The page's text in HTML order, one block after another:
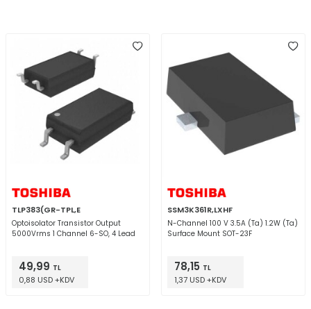
TLP383(GR-TPL,E
Optoisolator Transistor Output
5000Vrms 1 Channel 6-SO, 4 Lead
49,99 TL
0,88 USD +KDV
SSM3K361R,LXHF
N-Channel 100 V 3.5A (Ta) 1.2W (Ta)
Surface Mount SOT-23F
78,15 TL
1,37 USD +KDV